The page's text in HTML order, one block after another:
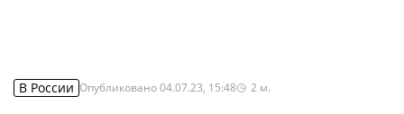
В России Опубликовано04.07.23, 15:48 2 м.